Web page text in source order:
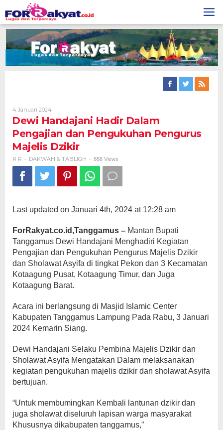
to
content
4 Januari 2024Oleh
R
Dewi Handajani Hadir Dalam
Pengajian dan Pengukuhan Pengurus
Majelis Dzikir
R R - DAKWAH & TABLIGH - 888 Views
Last updated on Januari 4th, 2024 at 12:28 am
ForRakyat.co.id,Tanggamus – Mantan Bupati
Tanggamus Dewi Handajani Menghadiri Kegiatan
Pengajian dan Pengukuhan Pengurus Majelis Dzikir
dan Sholawat Asyifa di tingkat Pekon dan 3 Kecamatan
Kotaagung Pusat, Kotaagung Timur, dan Juga
Kotaagung Barat.
Acara ini berlangsung di Masjid Islamic Center
Kabupaten Tanggamus Lampung Pada Rabu, 3 Januari
2024 Kemarin Siang.
Dewi Handajani Selaku Pembina Majelis Dzikir dan
Sholawat Asyifa Mengatakan Dalam melaksanakan
kegiatan pengukuhan majelis dzikir dan sholawat Asyifa
bertujuan.
“Untuk membumingkan Kembali lantunan dzikir dan
juga sholawat diseluruh lapisan warga masyarakat
Khususnya dikabupaten tanggamus,”